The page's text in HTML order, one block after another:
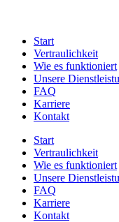
Start
Vertraulichkeit
Wie es funktioniert
Unsere
FAQ
Karriere
Kontakt
Start
Vertraulichkeit
Wie es funktioniert
Unsere
FAQ
Karriere
Kontakt